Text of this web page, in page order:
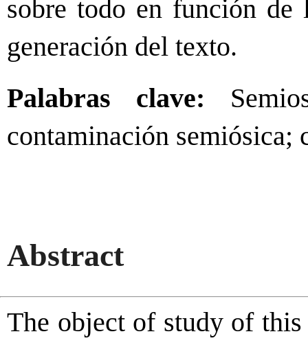
sobre todo en función de
generación del texto.
Palabras clave:
contaminación semiósica;
Abstract
The object of study of this